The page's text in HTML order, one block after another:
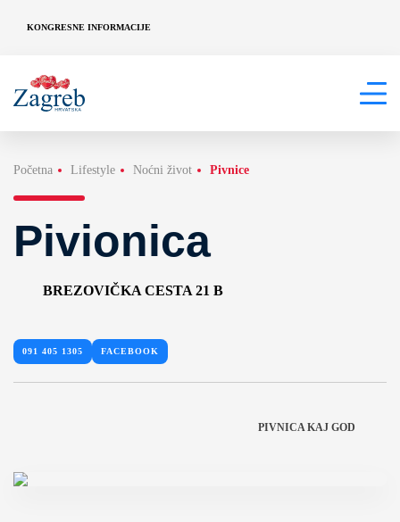
KONGRESNE INFORMACIJE
Početna Lifestyle Noćni život Pivnice
Pivionica
BREZOVIČKA CESTA 21 B
091 405 1305 FACEBOOK
PIVNICA KAJ GOD